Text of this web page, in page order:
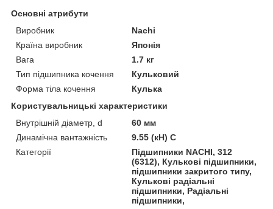
Основні атрибути
Виробник
Nachi
Країна виробник
Японія
Вага
1.7 кг
Тип підшипника кочення
Кульковий
Форма тіла кочення
Кулька
Користувальницькі характеристики
Внутрішній діаметр, d
60 мм
Динамічна вантажність
9.55 (кН) C
Категорії
Підшипники NACHI, 312
(6312), Кулькові підшипники,
підшипники закритого типу,
Кулькові радіальні
підшипники, Радіальні
підшипники,